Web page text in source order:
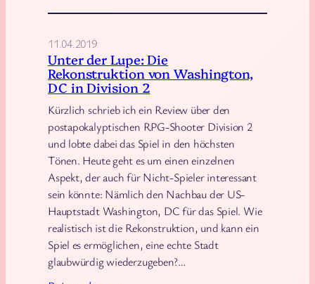
]
r
l
o
r
d
s
o
f
N
e
w
11.04.2019
Unter der Lupe: Die
Rekonstruktion von Washington,
DC in Division 2
Kürzlich schrieb ich ein Review über den
postapokalyptischen RPG-Shooter Division 2
und lobte dabei das Spiel in den höchsten
Tönen. Heute geht es um einen einzelnen
Aspekt, der auch für Nicht-Spieler interessant
sein könnte: Nämlich den Nachbau der US-
Hauptstadt Washington, DC für das Spiel. Wie
realistisch ist die Rekonstruktion, und kann ein
Spiel es ermöglichen, eine echte Stadt
glaubwürdig wiederzugeben?…